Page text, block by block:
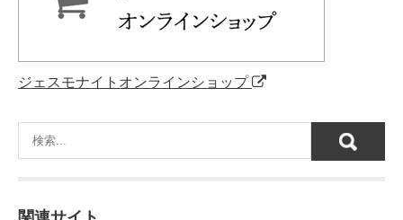
ジェスモナイトオンラインショップ